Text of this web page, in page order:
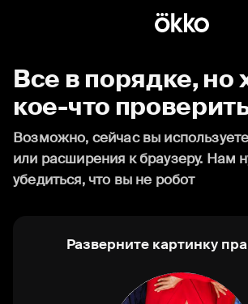
Все в порядке, но
кое-что
Возможно, сейчас вы
или расширения к браузеру. Нам
убедиться, что вы не робот
Разверните картинку